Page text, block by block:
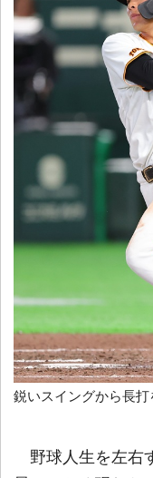
鋭いスイングから長
野球人生を左右